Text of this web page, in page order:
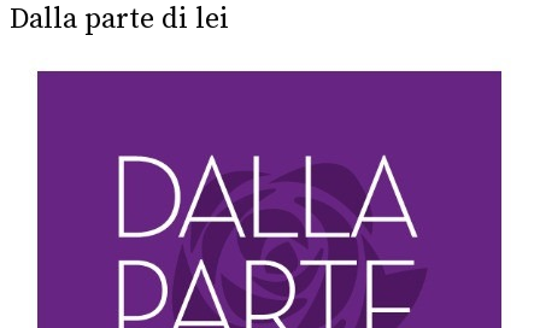
Dalla parte di lei